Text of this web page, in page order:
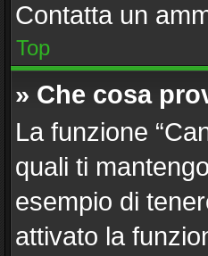
Contatta un
Top
» Che cosa
La funzione
quali ti
esempio di
attivato la